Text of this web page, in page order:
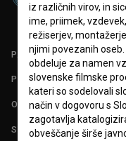
PARTNERJI
POGOJI UPORABE
O PROJEKTU
STATISTIKA
iz različnih virov, in
ime, priimek,
režiserjev,
njimi povezanih
obdeluje za namen
slovenske filmske
kateri so sodelovali
način v dogovoru s
zagotavlja
obveščanje širše